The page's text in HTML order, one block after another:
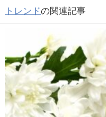
トレンドの関連記事